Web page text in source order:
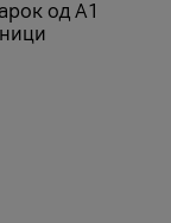
од А1